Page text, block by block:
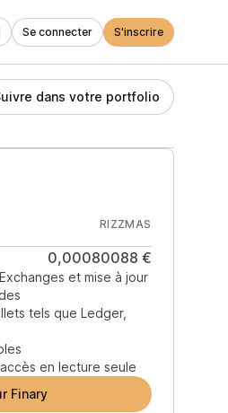
Se connecter S'inscrire
dans votre portfolio
RIZZMAS
0,00080088 €
et mise à jour
tels que Ledger,
en lecture seule
Finary